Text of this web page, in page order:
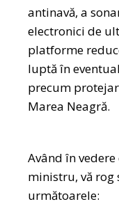
antinavă, a
electronici de
platforme
luptă în
precum
Marea Neagră.
Având în
ministru, vă rog
următoarele: